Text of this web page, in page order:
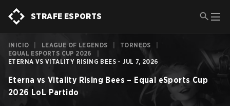
STRAFE ESPORTS
INICIO LEAGUE OF LEGENDS TORNEOS
EQUAL ESPORTS CUP 2026
ETERNA VS VITALITY RISING BEES - JUL 7, 2026
Eterna vs Vitality Rising Bees – Equal eSports Cup
2026 LoL Partido